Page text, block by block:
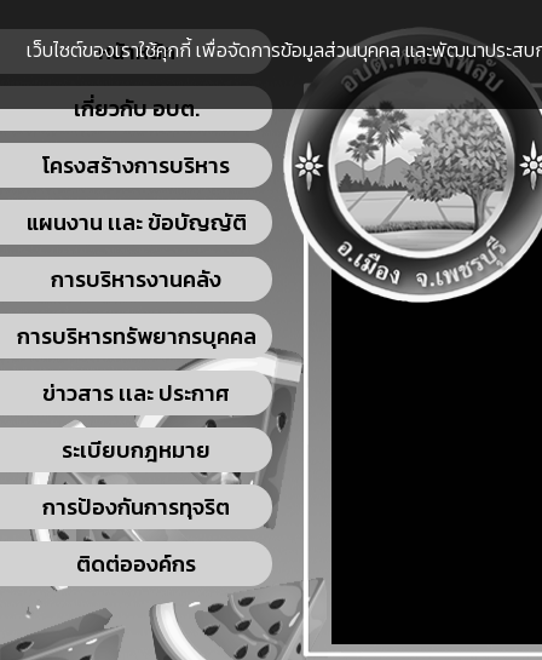
หน้าหลัก
เกี่ยวกับ อบต.
โครงสร้างการบริหาร
แผนงาน เเละ ข้อบัญญัติ
การบริหารงานคลัง
การบริหารทรัพยากรบุคคล
ข่าวสาร เเละ ประกาศ
ระเบียบกฎหมาย
การป้องกันการทุจริต
ติดต่อองค์กร
เว็บไซต์ของเราใช้คุกกี้ เพื่อจัดการข้อมูลส่วนบุคคล และพัฒนาประส